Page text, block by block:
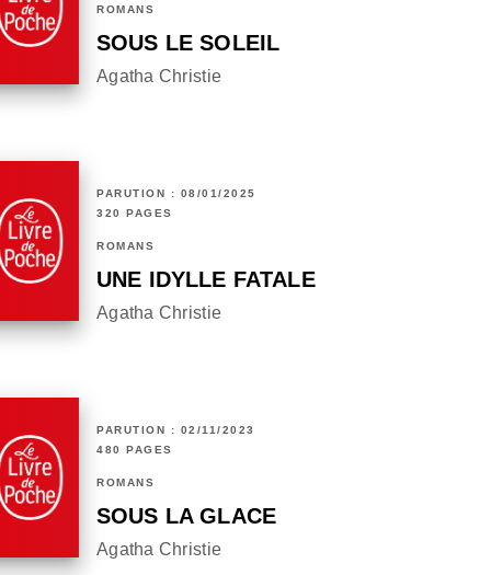
ROMANS
SOUS LE SOLEIL
Agatha Christie
PARUTION : 08/01/2025
320 PAGES
ROMANS
UNE IDYLLE FATALE
Agatha Christie
PARUTION : 02/11/2023
480 PAGES
ROMANS
SOUS LA GLACE
Agatha Christie